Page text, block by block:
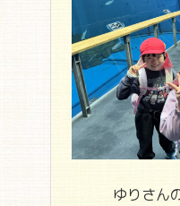
ゆりさん